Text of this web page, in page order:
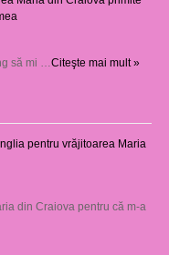
să mi … Citeşte mai mult »
pentru vrăjitoarea Maria
din Craiova pentru că m-a